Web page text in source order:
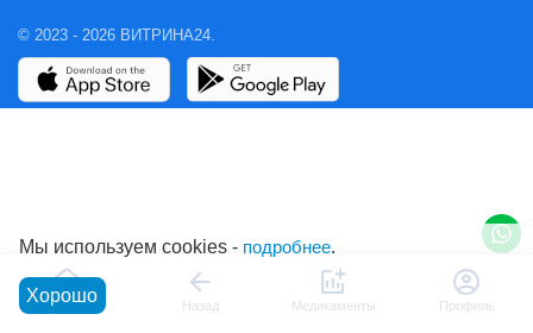
© 2023 - 2026 ВИТРИНА24.
Главная Назад Медикаменты Профиль
Мы используем cookies - подробнее.
Хорошо